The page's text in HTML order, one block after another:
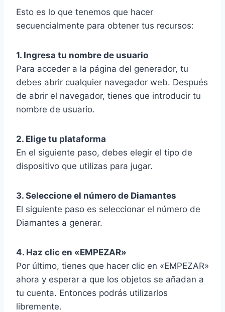
Esto es lo que tenemos que hacer
secuencialmente para obtener tus recursos:
1. Ingresa tu nombre de usuario
Para acceder a la página del generador, tu
debes abrir cualquier navegador web. Después
de abrir el navegador, tienes que introducir tu
nombre de usuario.
2. Elige tu plataforma
En el siguiente paso, debes elegir el tipo de
dispositivo que utilizas para jugar.
3. Seleccione el número de Diamantes
El siguiente paso es seleccionar el número de
Diamantes a generar.
4. Haz clic en «EMPEZAR»
Por último, tienes que hacer clic en «EMPEZAR»
ahora y esperar a que los objetos se añadan a
tu cuenta. Entonces podrás utilizarlos
libremente.